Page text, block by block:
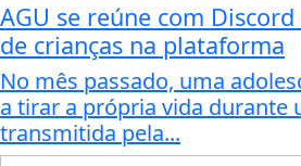
AGU se reúne com
de crianças na plataforma
No mês passado, uma
a tirar a própria vida durante
transmitida pela...